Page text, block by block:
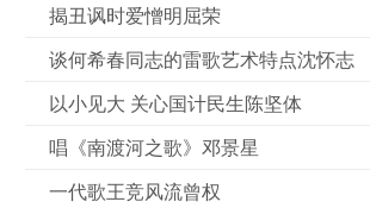
揭丑讽时爱憎明屈荣
谈何希春同志的雷歌艺术特点沈怀志
以小见大 关心国计民生陈坚体
唱《南渡河之歌》邓景星
一代歌王竞风流曾权